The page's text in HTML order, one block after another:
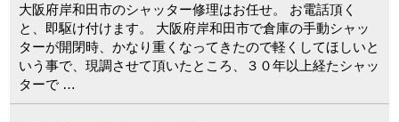
大阪府岸和田市のシャッター修理はお任せ。 お電話頂く
と、即駆け付けます。 大阪府岸和田市で倉庫の手動シャッ
ターが開閉時、かなり重くなってきたので軽くしてほしいと
いう事で、現調させて頂いたところ、３０年以上経たシャッ
ターで …